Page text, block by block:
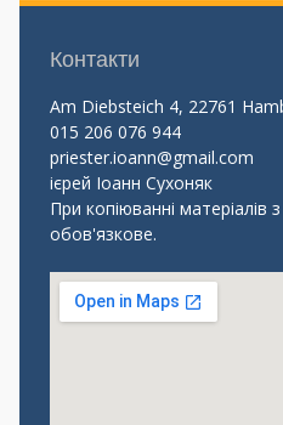
Контакти
Am Diebsteich 4, 22761
015 206 076 944
priester.ioann@gmail.com
ієрей Іоанн Сухоняк
При копіюванні матеріалів
обов'язкове.